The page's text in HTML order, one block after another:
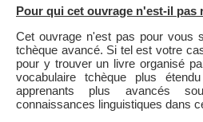
Pour qui cet ouvrage n'est-il pas
Cet ouvrage n'est pas pour vous
tchèque avancé. Si tel est votre
pour y trouver un livre organisé
vocabulaire tchèque plus
apprenants plus avancés
connaissances linguistiques dans